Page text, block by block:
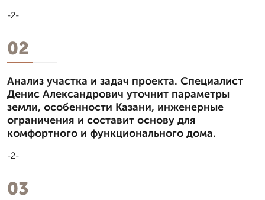
-2-
02
Анализ участка и задач проекта. Специалист
Денис Александрович уточнит параметры
земли, особенности Казани, инженерные
ограничения и составит основу для
комфортного и функционального дома.
-2-
03